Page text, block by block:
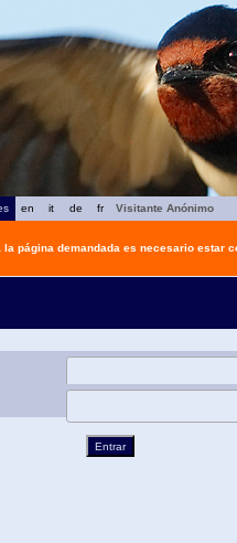
fr
de
it
en
Visitante Anónimo
la página demandada es necesario estar